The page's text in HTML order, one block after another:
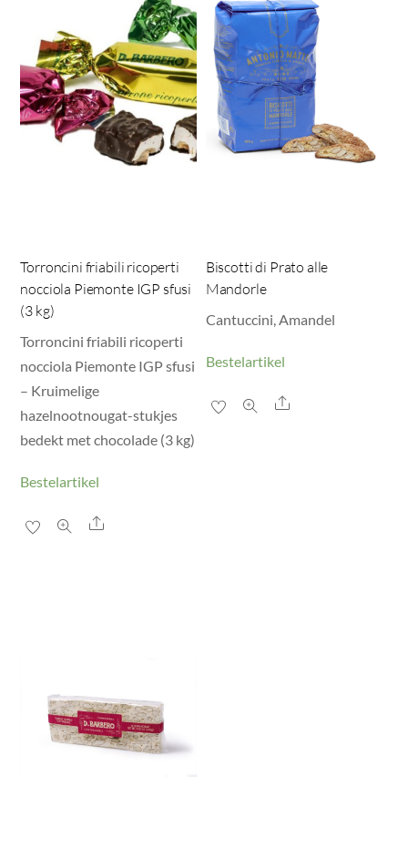
Torroncini friabili ricoperti
nocciola Piemonte IGP sfusi
(3 kg)
Torroncini friabili ricoperti
nocciola Piemonte IGP sfusi
– Kruimelige
hazelnootnougat-stukjes
bedekt met chocolade (3 kg)
Bestelartikel
Share
Biscotti di Prato alle
Mandorle
Cantuccini, Amandel
Bestelartikel
Share